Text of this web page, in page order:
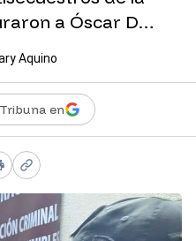
a Óscar D…
Aquino
en
Copy link